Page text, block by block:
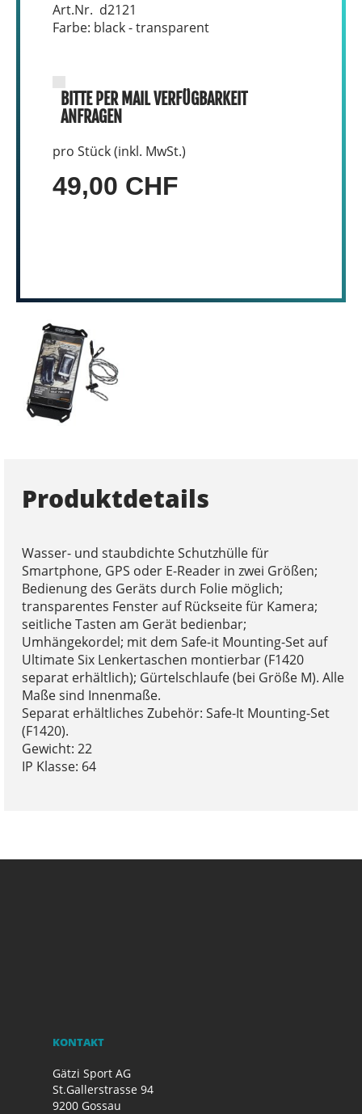
Art.Nr. d2121
Farbe: black - transparent
BITTE PER MAIL VERFÜGBARKEIT
ANFRAGEN
pro Stück (inkl. MwSt.)
49,00 CHF
Produktdetails
Wasser- und staubdichte Schutzhülle für
Smartphone, GPS oder E-Reader in zwei Größen;
Bedienung des Geräts durch Folie möglich;
transparentes Fenster auf Rückseite für Kamera;
seitliche Tasten am Gerät bedienbar;
Umhängekordel; mit dem Safe-it Mounting-Set auf
Ultimate Six Lenkertaschen montierbar (F1420
separat erhältlich); Gürtelschlaufe (bei Größe M). Alle
Maße sind Innenmaße.
Separat erhältliches Zubehör: Safe-It Mounting-Set
(F1420).
Gewicht: 22
IP Klasse: 64
KONTAKT
Gätzi Sport AG
St.Gallerstrasse 94
9200 Gossau